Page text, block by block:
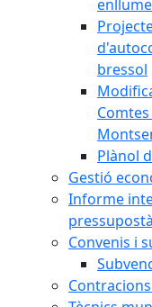
bressol
Plànol
Gestió
Informe
Convenis i